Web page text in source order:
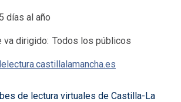
días al año
va dirigido Todos los públicos
de lectura virtuales de Castilla-La